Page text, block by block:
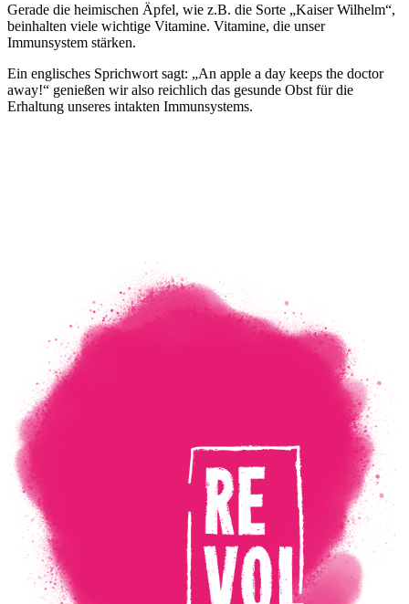
Gerade die heimischen Äpfel, wie z.B. die Sorte „Kaiser Wilhelm“,
beinhalten viele wichtige Vitamine. Vitamine, die unser
Immunsystem stärken.
Ein englisches Sprichwort sagt: „An apple a day keeps the doctor
away!“ genießen wir also reichlich das gesunde Obst für die
Erhaltung unseres intakten Immunsystems.